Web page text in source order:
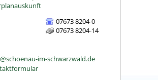
07673 8204-0
07673 8204-14
im-schwarzwald.de